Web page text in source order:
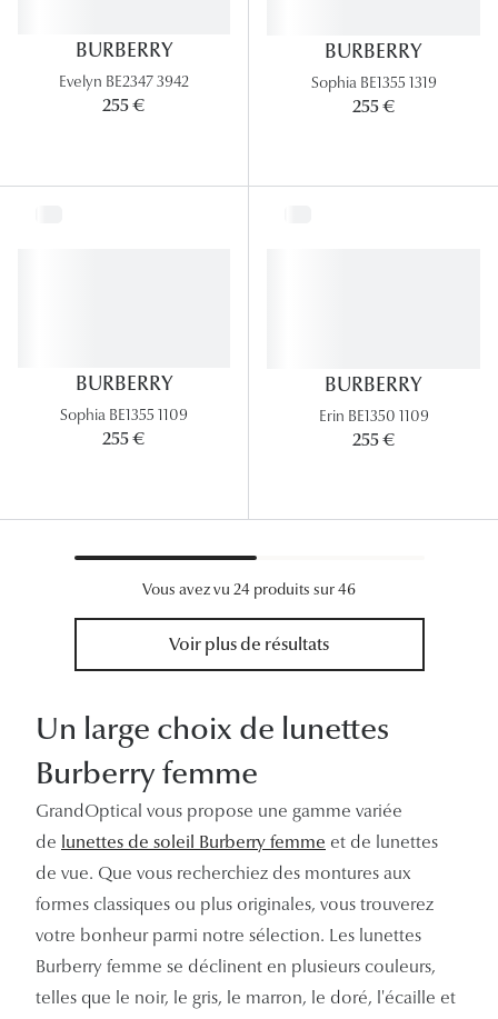
BURBERRY
Evelyn BE2347 3942
255 €
BURBERRY
Sophia BE1355 1319
255 €
BURBERRY
Sophia BE1355 1109
255 €
BURBERRY
Erin BE1350 1109
255 €
Vous avez vu 24 produits sur 46
Voir plus de résultats
Un large choix de lunettes
Burberry femme
GrandOptical vous propose une gamme variée
de lunettes de soleil Burberry femme et de lunettes
de vue. Que vous recherchiez des montures aux
formes classiques ou plus originales, vous trouverez
votre bonheur parmi notre sélection. Les lunettes
Burberry femme se déclinent en plusieurs couleurs,
telles que le noir, le gris, le marron, le doré, l'écaille et